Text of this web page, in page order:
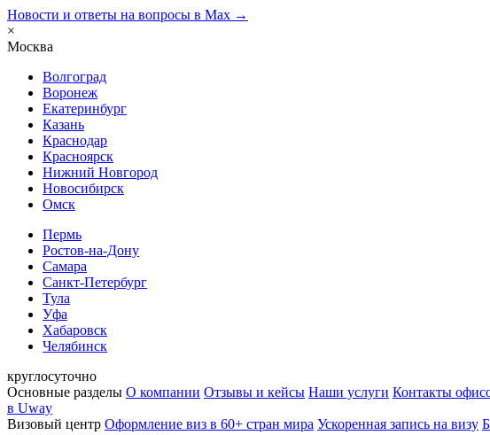
Новости и ответы на вопросы в Max →
×
Москва
Волгоград
Воронеж
Екатеринбург
Казань
Краснодар
Красноярск
Нижний Новгород
Новосибирск
Омск
Пермь
Ростов-на-Дону
Самара
Санкт-Петербург
Тула
Уфа
Хабаровск
Челябинск
круглосуточно
Основные разделы О компании Отзывы и кейсы Наши услуги Контакты
в Uway
Визовый центр Оформление виз в 60+ стран мира Ускоренная запись на визу